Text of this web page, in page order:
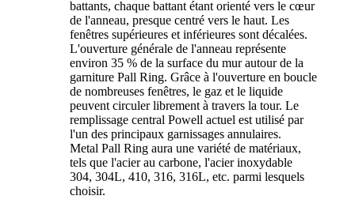
battants, chaque battant étant orienté vers le cœur
de l'anneau, presque centré vers le haut. Les
fenêtres supérieures et inférieures sont décalées.
L'ouverture générale de l'anneau représente
environ 35 % de la surface du mur autour de la
garniture Pall Ring. Grâce à l'ouverture en boucle
de nombreuses fenêtres, le gaz et le liquide
peuvent circuler librement à travers la tour. Le
remplissage central Powell actuel est utilisé par
l'un des principaux garnissages annulaires.
Metal Pall Ring aura une variété de matériaux,
tels que l'acier au carbone, l'acier inoxydable
304, 304L, 410, 316, 316L, etc. parmi lesquels
choisir.